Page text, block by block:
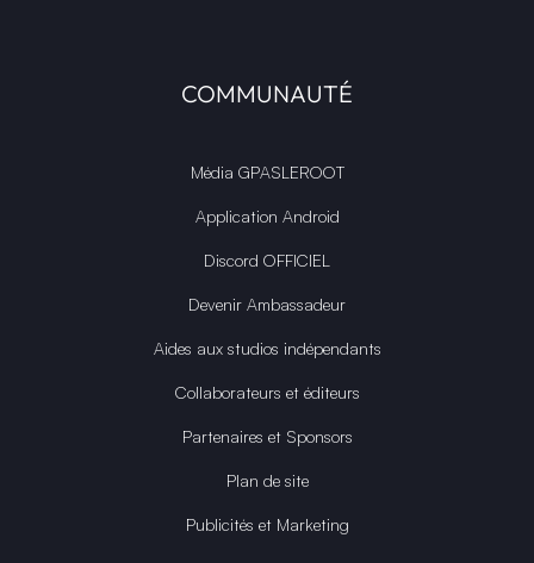
COMMUNAUTÉ
Média GPASLEROOT
Application Android
Discord OFFICIEL
Devenir Ambassadeur
Aides aux studios indépendants
Collaborateurs et éditeurs
Partenaires et Sponsors
Plan de site
Publicités et Marketing